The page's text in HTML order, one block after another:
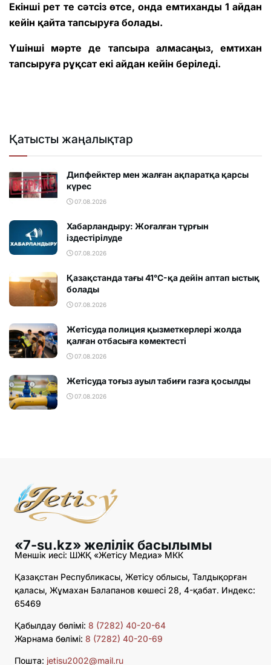
Екінші рет те сәтсіз өтсе, онда емтиханды 1 айдан
кейін қайта тапсыруға болады.
Үшінші мәрте де тапсыра алмасаңыз, емтихан
тапсыруға рұқсат екі айдан кейін беріледі.
Қатысты жаңалықтар
Дипфейктер мен жалған ақпаратқа қарсы
күрес
07.08.2026
Хабарландыру: Жоғалған тұрғын
іздестірілуде
07.08.2026
Қазақстанда тағы 41°C-қа дейін аптап ыстық
болады
07.08.2026
Жетісуда полиция қызметкерлері жолда
қалған отбасыға көмектесті
07.08.2026
Жетісуда тоғыз ауыл табиғи газға қосылды
07.08.2026
«7-su.kz» желілік басылымы
Меншік иесі: ШЖҚ «Жетісу Медиа» МКК
Қазақстан Республикасы, Жетісу облысы, Талдықорған
қаласы, Жұмахан Балапанов көшесі 28, 4-қабат. Индекс:
65469
Қабылдау бөлімі: 8 (7282) 40-20-64
Жарнама бөлімі: 8 (7282) 40-20-69
Пошта: jetisu2002@mail.ru